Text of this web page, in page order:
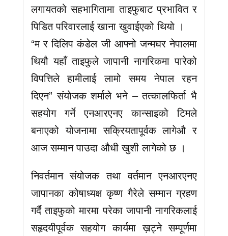
लगायतको सहभागितामा ताइफुबाट प्रभावित र
पिडित परिवारलाई खाना खुवाईएको थियो ।
“म र दिलिप कंडेल जी आफ्नो जन्मघर नेपालमा
थियौ यहाँ ताइफुले जापानी नागरिकमा पारेको
विपत्तिले हामीलाई लामो समय नेपाल रहन
दिएन” संयोजक शर्माले भने – तत्कालफिर्ता भै
सहयोग गर्ने एनआरएनए कान्साइको टिमले
बनाएको योजनामा सक्रियतापूर्वक लागेऔ र
आज सम्मान पाउदा औधी खुशी लागेको छ ।
निवर्तमान संयोजक तथा वर्तमान एनआरएनए
जापानका कोषाध्यक्ष कृष्ण गैरेले सम्मान ग्रहण
गर्दै ताइफुको मारमा परेका जापानी नागरिकलाई
सहृदयीपूर्वक सहयोग कार्यमा ख़ट्ने सम्पूर्णमा